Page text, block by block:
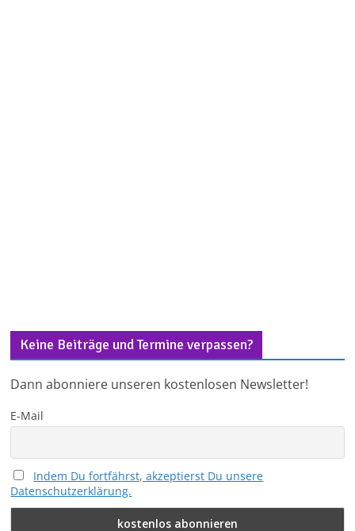
Keine Beiträge und Termine verpassen?
Dann abonniere unseren kostenlosen Newsletter!
E-Mail
Indem Du fortfährst, akzeptierst Du unsere
Datenschutzerklärung.